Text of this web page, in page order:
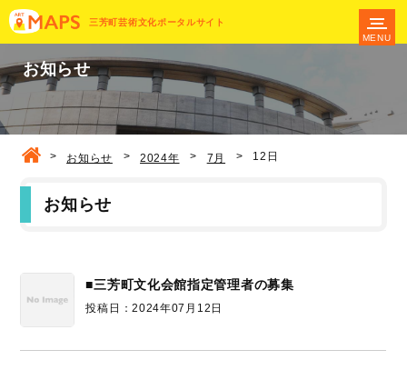
三芳町芸術文化ポータルサイト
MENU
お知らせ
> お知らせ > 2024年 > 7月 > 12日
お知らせ
■三芳町文化会館指定管理者の募集
投稿日：2024年07月12日